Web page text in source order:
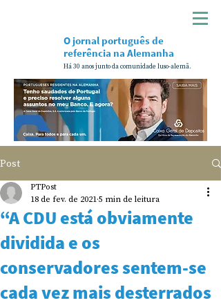
Há 30 anos junto da comunidade luso-alemã.
O jornal português de
referência na Alemanha
Post
“A CDU está obviamente
dividida e os
conservadores sentem-se
cada vez mais desterrados
PTPost
18 de fev. de 20215 min de leitura